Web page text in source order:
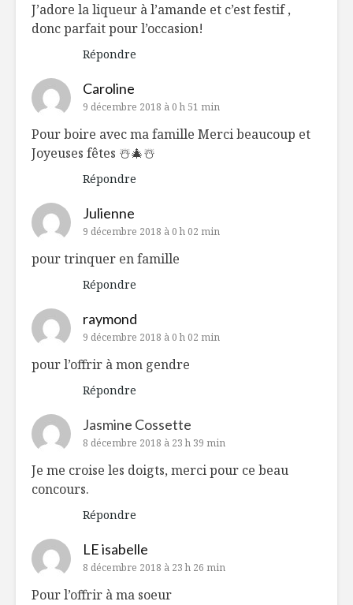
J’adore la liqueur à l’amande et c’est festif ,
donc parfait pour l’occasion!
Répondre
Caroline
9 décembre 2018 à 0 h 51 min
Pour boire avec ma famille Merci beaucoup et
Joyeuses fêtes ☃️🎄☃️
Répondre
Julienne
9 décembre 2018 à 0 h 02 min
pour trinquer en famille
Répondre
raymond
9 décembre 2018 à 0 h 02 min
pour l’offrir à mon gendre
Répondre
Jasmine Cossette
8 décembre 2018 à 23 h 39 min
Je me croise les doigts, merci pour ce beau
concours.
Répondre
LE isabelle
8 décembre 2018 à 23 h 26 min
Pour l’offrir à ma soeur